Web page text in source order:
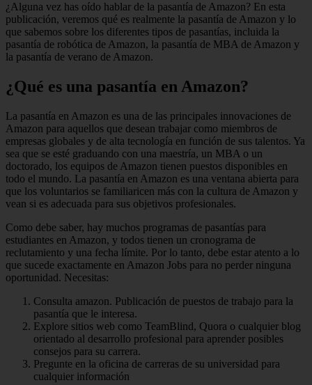
¿Alguna vez has oído hablar de la pasantía de Amazon? En esta
publicación, veremos qué es realmente la pasantía de Amazon y lo
que sabemos sobre los diferentes tipos de pasantías, incluida la
pasantía de robótica de Amazon, la pasantía de MBA de Amazon y
la pasantía de verano de Amazon.
¿Qué es una pasantía en Amazon?
La pasantía en Amazon es una de las principales innovaciones de
Amazon para aquellos que desean trabajar como miembros de
empresas globales y de alta tecnología en función de sus talentos. Ya
sea que se esté graduando con una maestría, un MBA o un
doctorado, los equipos de Amazon tienen puestos disponibles en
todo el mundo. La pasantía en Amazon es una ventana abierta para
que los voluntarios se familiaricen más con la cultura de Amazon y
vean si es adecuada para sus objetivos profesionales.
Como debe saber, hay muchos programas de pasantías para
estudiantes en Amazon, y todos tienen un cronograma de
reclutamiento y una fecha límite. Por lo tanto, debe estar atento a lo
que sucede exactamente en Amazon Jobs para no perder ninguna
oportunidad. Necesitas:
Consulta amazon. Publicación de puestos de trabajo para la
pasantía que le interesa.
Explore sitios web como TeamBlind, Quora o cualquier blog
orientado al desarrollo profesional para aprender posibles
consejos para su carrera.
Pregunte en la oficina de carreras de su universidad para
cualquier información